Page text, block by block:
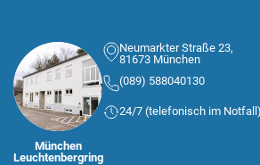
München
Leuchtenbergring
Neumarkter Straße 23,
81673 München
(089) 588040130
24/7 (telefonisch im Notfall)